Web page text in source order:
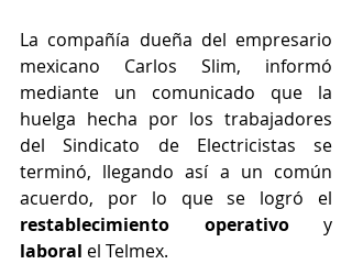
La compañía dueña del empresario
mexicano Carlos Slim, informó
mediante un comunicado que la
huelga hecha por los trabajadores
del Sindicato de Electricistas se
terminó, llegando así a un común
restablecimiento operativo
laboral el Telmex.